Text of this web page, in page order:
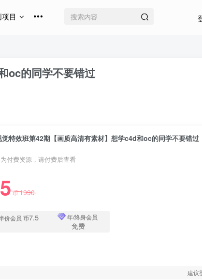
目
oc的同学不要错过
觉特效班第42期【画质高清有素材】想学c4d和oc的同学不要错过
付费资源，请付费后查看
币1990
价会员 币7.5 年/终身会员
免费
建议